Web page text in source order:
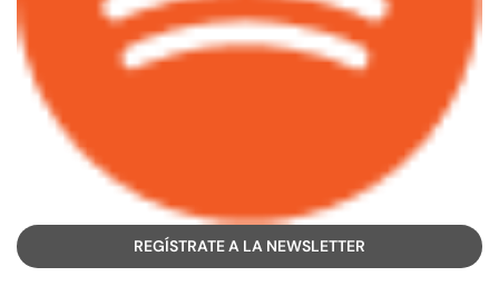
REGÍSTRATE A LA NEWSLETTER